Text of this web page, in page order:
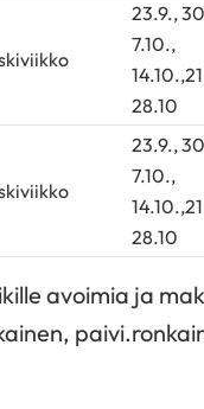
23.9.,
7.10.,
28.10
23.9.,
7.10.,
28.10
avoimia ja